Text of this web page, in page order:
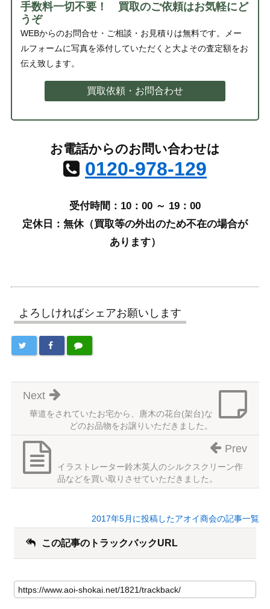
手数料一切不要！ 買取のご依頼はお気軽にど
うぞ
WEBからのお問合せ・ご相談・お見積りは無料です。メー
ルフォームに写真を添付していただくと大よその査定額をお
伝え致します。
買取依頼・お問合わせ
お電話からのお問い合わせは
0120-978-129
受付時間：10：00 ～ 19：00
定休日：無休（買取等の外出のため不在の場合が
あります）
よろしければシェアお願いします
華道をされていたお宅から、唐木の花台(架台)な
どのお品物をお譲りいただきました。
Next
イラストレーター鈴木英人のシルクスクリーン作
品などを買い取りさせていただきました。
Prev
2017年5月に投稿したアオイ商会の記事一覧
この記事のトラックバックURL